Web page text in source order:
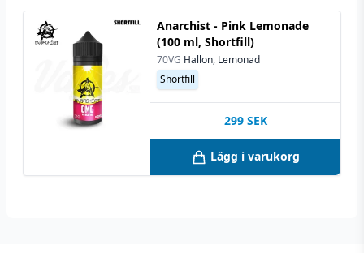
Anarchist - Pink Lemonade
(100 ml, Shortfill)
70VG Hallon, Lemonad
Shortfill
299 SEK
Lägg i varukorg